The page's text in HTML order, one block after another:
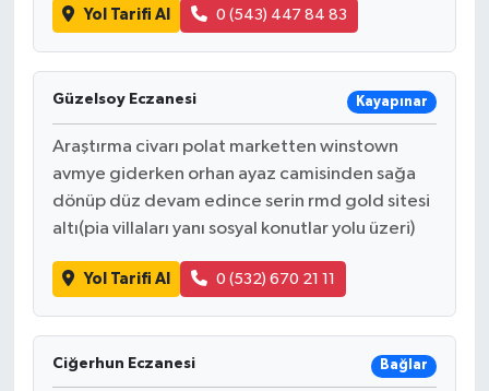
Yol Tarifi Al 0 (543) 447 84 83
Güzelsoy Eczanesi Kayapınar
Araştırma civarı polat marketten winstown
avmye giderken orhan ayaz camisinden sağa
dönüp düz devam edince serin rmd gold sitesi
altı(pia villaları yanı sosyal konutlar yolu üzeri)
Yol Tarifi Al 0 (532) 670 21 11
Ciğerhun Eczanesi Bağlar
Tavşanlı
Teknoloji
Türkiye
Video Galeri
Yaşam
Yemek Tarifleri